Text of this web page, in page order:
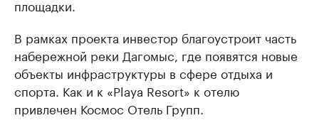
площадки.
В рамках проекта инвестор благоустроит часть
набережной реки Дагомыс, где появятся новые
объекты инфраструктуры в сфере отдыха и
спорта. Как и к «Playa Resort» к отелю
привлечен Космос Отель Групп.